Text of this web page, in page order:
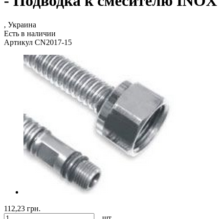
, Украина
Есть в наличии
Артикул CN2017-15
112,23 грн.